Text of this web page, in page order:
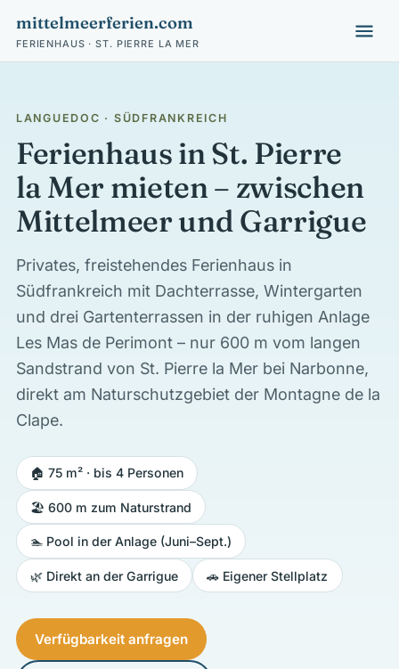
mittelmeerferien.com
FERIENHAUS · ST. PIERRE LA MER
LANGUEDOC · SÜDFRANKREICH
Ferienhaus in St. Pierre
la Mer mieten – zwischen
Mittelmeer und Garrigue
Privates, freistehendes Ferienhaus in
Südfrankreich mit Dachterrasse, Wintergarten
und drei Gartenterrassen in der ruhigen Anlage
Les Mas de Perimont – nur 600 m vom langen
Sandstrand von St. Pierre la Mer bei Narbonne,
direkt am Naturschutzgebiet der Montagne de la
Clape.
🏠 75 m² · bis 4 Personen
🏖️ 600 m zum Naturstrand
🏊 Pool in der Anlage (Juni–Sept.)
🌿 Direkt an der Garrigue 🚗 Eigener Stellplatz
Verfügbarkeit anfragen